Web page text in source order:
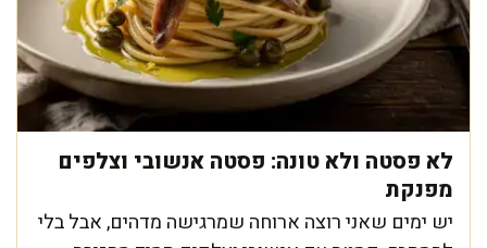
לא פסטה ולא טונה: פסטה אנשובי וצלפים
מפנקת
יש ימים שאני רוצה ארוחה שמרגישה מדהים, אבל בלי